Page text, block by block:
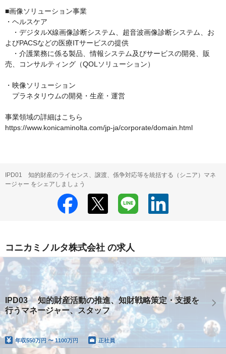
■画像ソリューション事業
・ヘルスケア
・デジタルX線画像診断システム、超音波画像診断システム、お
よびPACSなどの医療ITサービスの提供
・介護業務に係る製品、情報システム及びサービスの開発、販
売、コンサルティング（QOLソリューション）
・映像ソリューション
プラネタリウムの開発・生産・運営
事業領域の詳細はこちら
https://www.konicaminolta.com/jp-ja/corporate/domain.html
IPD01 知的財産のライセンス、譲渡、係争対応等を統括する（シニア）マネ
ージャー をシェアしましょう
コニカミノルタ株式会社 の求人
IPD03 知的財産活動の推進、知財戦略策定・支援を
行うマネージャー、スタッフ
年収550万円 〜 1100万円 正社員